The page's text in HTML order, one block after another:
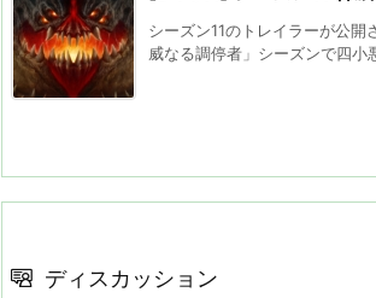
シーズン11のトレイラーが公開
威なる調停者」シーズンで四小
ディスカッション